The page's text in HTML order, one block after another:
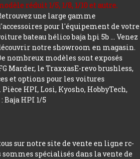
réduit 1/5, 1/8, 1/10 et autre.
une large gamme
pour l'équipement de votre
bateau hélico baja hpi 5b ... Venez
notre showroom en magasin.
nombreux modèles sont exposés
Marder, le TraxxasE-revo brushless,
et options pour les voitures
HPI, Losi, Kyosho, HobbyTech,
Baja HPI 1/5
sur notre site de vente en ligne rc-
spécialisés dans la vente de